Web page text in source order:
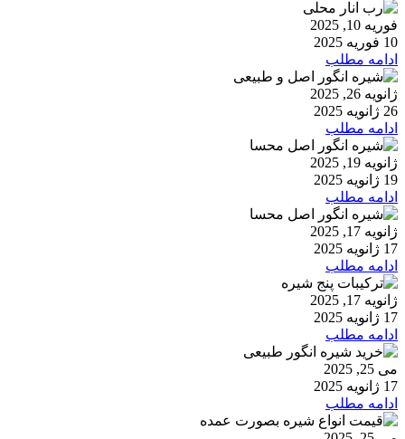
فوریه 10, 2025
10 فوریه 2025
ادامه مطلب
ژانویه 26, 2025
26 ژانویه 2025
ادامه مطلب
ژانویه 19, 2025
19 ژانویه 2025
ادامه مطلب
ژانویه 17, 2025
17 ژانویه 2025
ادامه مطلب
ژانویه 17, 2025
17 ژانویه 2025
ادامه مطلب
می 25, 2025
17 ژانویه 2025
ادامه مطلب